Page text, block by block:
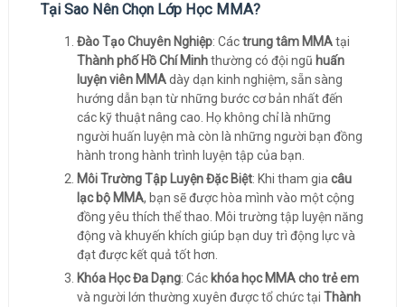
Tại Sao Nên Chọn Lớp Học MMA?
Đào Tạo Chuyên Nghiệp: Cáctrung tâm MMAtại
Thành phố Hồ Chí Minhthường có đội ngũ huấn
luyện viên MMAdày dạn kinh nghiệm, sẵn sàng
hướng dẫn bạn từ những bước cơ bản nhất đến
các kỹ thuật nâng cao. Họ không chỉ là những
người huấn luyện mà còn là những người bạn đồng
hành trong hành trình luyện tập của bạn.
Môi Trường Tập Luyện Đặc Biệt: Khi tham gia câu
lạc bộ MMA, bạn sẽ được hòa mình vào một cộng
đồng yêu thích thể thao. Môi trường tập luyện năng
động và khuyến khích giúp bạn duy trì động lực và
đạt được kết quả tốt hơn.
Khóa Học Đa Dạng: Các khóa học MMA cho trẻ em
và người lớn thường xuyên được tổ chức tại Thành